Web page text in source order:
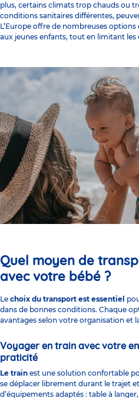
plus, certains climats trop chauds ou
conditions sanitaires différentes,
L’Europe offre de nombreuses
aux jeunes enfants, tout en limitant les
Quel moyen de
avec votre bébé ?
Le choix du transport est essentiel
dans de bonnes conditions. Chaque
avantages selon votre organisation et
Voyager en train avec votre
praticité
Le train est une solution confortable
se déplacer librement durant le trajet
d’équipements adaptés : table à